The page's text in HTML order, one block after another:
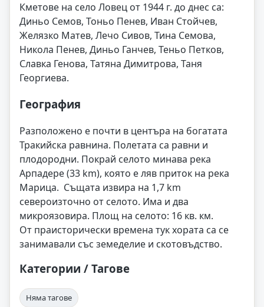
Кметове на село Ловец от 1944 г. до днес са:
Диньо Семов, Тоньо Пенев, Иван Стойчев,
Желязко Матев, Лечо Сивов, Тина Семова,
Никола Пенев, Диньо Ганчев, Теньо Петков,
Славка Генова, Татяна Димитрова, Таня
Георгиева.
География
Разположено е почти в центъра на богатата
Тракийска равнина. Полетата са равни и
плодородни. Покрай селото минава река
Арпадере (33 km), която е ляв приток на река
Марица. Същата извира на 1,7 km
североизточно от селото. Има и два
микроязовира. Площ на селото: 16 кв. км.
От праисторически времена тук хората са се
занимавали със земеделие и скотовъдство.
Категории / Тагове
Няма тагове